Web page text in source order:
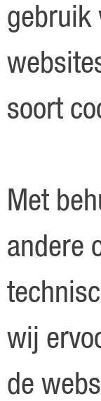
gebruik
soort
Met
andere
wij
de